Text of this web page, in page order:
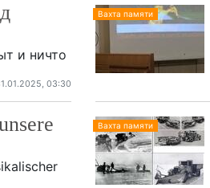
и ничто
03:30
Вахта памяти
Вахта памяти